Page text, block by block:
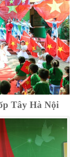
Tây Hà Nội